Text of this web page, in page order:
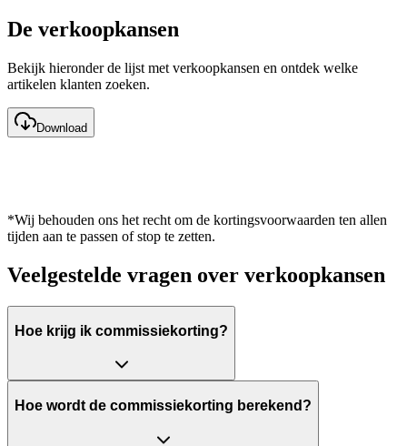
De verkoopkansen
Bekijk hieronder de lijst met verkoopkansen en ontdek welke
artikelen klanten zoeken.
Download
*Wij behouden ons het recht om de kortingsvoorwaarden ten allen
tijden aan te passen of stop te zetten.
Veelgestelde vragen over verkoopkansen
Hoe krijg ik commissiekorting?
Hoe wordt de commissiekorting berekend?